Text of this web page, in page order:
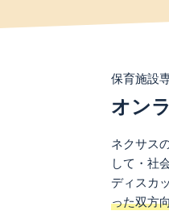
保育施設
オン
ネクサス
して・社
ディスカ
った双方